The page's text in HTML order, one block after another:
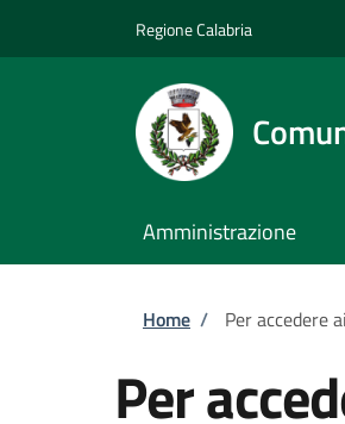
Regione Calabria
Amministrazione
Briciole
Home / Per accedere
Per